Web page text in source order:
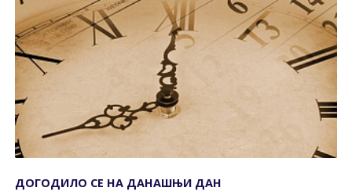
ДОГОДИЛО СЕ НА ДАНАШЊИ ДАН